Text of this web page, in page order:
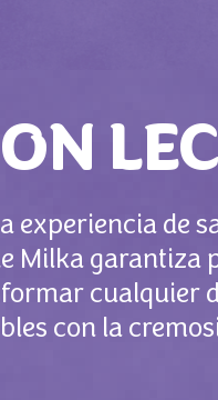
experiencia de
Milka garantiza
cualquier
con la